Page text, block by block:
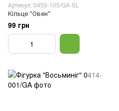
Артикул: 0450-105/GA-SL
Кільце "Овен"
99 грн